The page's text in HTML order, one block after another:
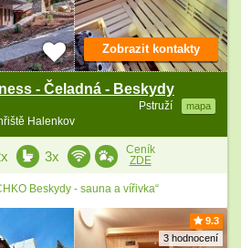
- Čeladná - Beskydy
Pstruží mapa
Halenkov
Zobrazit kontakty
3x
Ceník
ZDE
Beskydy - sauna a vířivka“
9.3
3 hodnocení